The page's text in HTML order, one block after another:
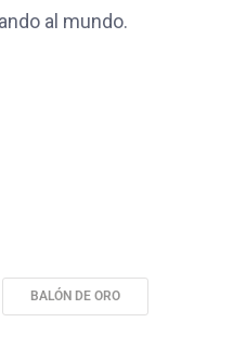
al mundo.
BALÓN DE ORO